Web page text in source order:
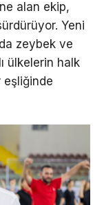
alan ekip,
Yeni
zeybek ve
ülkelerin halk
eşliğinde